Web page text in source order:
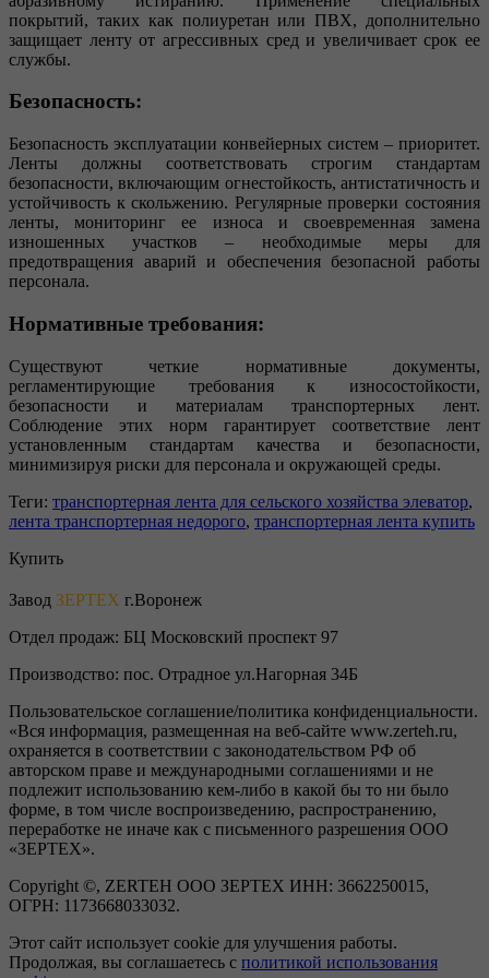
покрытий, таких как полиуретан или ПВХ, дополнительно
защищает ленту от агрессивных сред и увеличивает срок ее
службы.
Безопасность:
Безопасность эксплуатации конвейерных систем – приоритет.
Ленты должны соответствовать строгим стандартам
безопасности, включающим огнестойкость, антистатичность и
устойчивость к скольжению. Регулярные проверки состояния
ленты, мониторинг ее износа и своевременная замена
изношенных участков – необходимые меры для
предотвращения аварий и обеспечения безопасной работы
персонала.
Нормативные требования:
Существуют четкие нормативные документы,
регламентирующие требования к износостойкости,
безопасности и материалам транспортерных лент.
Соблюдение этих норм гарантирует соответствие лент
установленным стандартам качества и безопасности,
минимизируя риски для персонала и окружающей среды.
Теги: транспортерная лента для сельского хозяйства элеватор,
лента транспортерная недорого, транспортерная лента купить
Купить
Завод ЗЕРТЕХ г.Воронеж
Отдел продаж: БЦ Московский проспект 97
Производство: пос. Отрадное ул.Нагорная 34Б
Пользовательское соглашение/политика конфиденциальности.
«Вся информация, размещенная на веб-сайте www.zerteh.ru,
охраняется в соответствии с законодательством РФ об
авторском праве и международными соглашениями и не
подлежит использованию кем-либо в какой бы то ни было
форме, в том числе воспроизведению, распространению,
переработке не иначе как с письменного разрешения ООО
«ЗЕРТЕХ».
Copyright ©, ZERTEH ООО ЗЕРТЕХ ИНН: 3662250015,
ОГРН: 1173668033032.
Этот сайт использует cookie для улучшения работы.
Продолжая, вы соглашаетесь с политикой использования